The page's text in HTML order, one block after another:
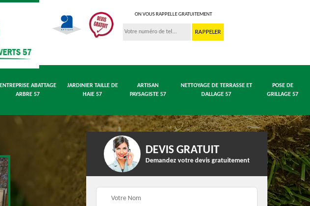
ON VOUS RAPPELLE GRATUITEMENT
ENTREPRISE ABATTAGE
ARBRE 57
JARDINIER TAILLE DE
HAIE 57
ARTISAN
PAYSAGISTE 57
NETTOYAGE DE TERRASSE ET
DALLAGE 57
POSE DE
GRILLAGE 57
Pose de pelouse en
rouleau 57
Entreprise élagage 57
Entreprise abattage
arbre 57
DEVIS GRATUIT
Demandez votre devis gratuitement